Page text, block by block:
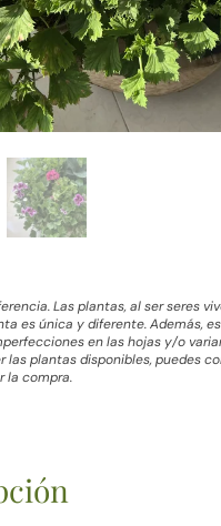
Las plantas, al ser seres
es única y diferente. Además,
en las hojas y/o
las plantas disponibles, puedes
la compra.